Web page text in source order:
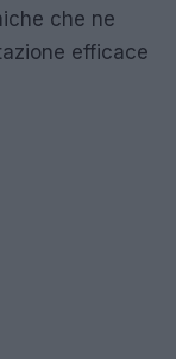
che ne
efficace